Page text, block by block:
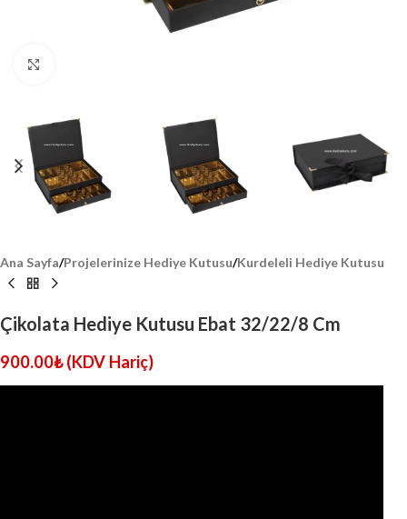
Ana Sayfa/Projelerinize Hediye Kutusu/Kurdeleli Hediye Kutusu
Çikolata Hediye Kutusu Ebat 32/22/8 Cm
900.00₺ (KDV Hariç)